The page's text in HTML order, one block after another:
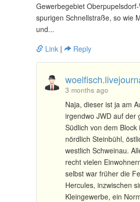
Gewerbegebiet
spurigen Schnellstraße, so wie
und...
Link | Reply
3 months ago
Naja, dieser ist ja am
irgendwo JWD auf der
Südlich von dem Block
nördlich Steinbühl,
westlich Schweinau.
recht vielen
selbst war früher die
Hercules, inzwischen
Kleingewerbe, ein